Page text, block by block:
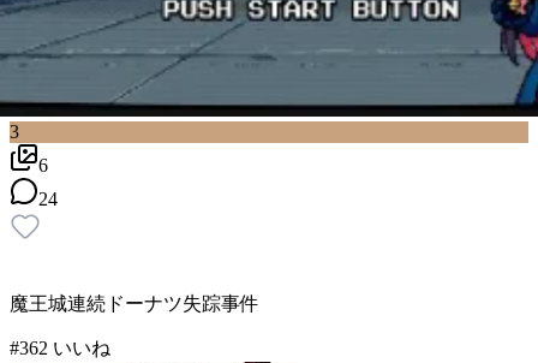
3
6
24
魔王城連続ドーナツ失踪事件
#362 いいね